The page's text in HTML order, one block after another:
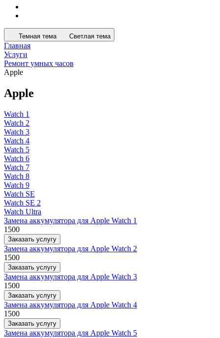
Темная тема Светлая тема
Главная
Услуги
Ремонт умных часов
Apple
Apple
Watch 1
Watch 2
Watch 3
Watch 4
Watch 5
Watch 6
Watch 7
Watch 8
Watch 9
Watch SE
Watch SE 2
Watch Ultra
Замена аккумулятора для Apple Watch 1
1500
Заказать услугу
Замена аккумулятора для Apple Watch 2
1500
Заказать услугу
Замена аккумулятора для Apple Watch 3
1500
Заказать услугу
Замена аккумулятора для Apple Watch 4
1500
Заказать услугу
Замена аккумулятора для Apple Watch 5